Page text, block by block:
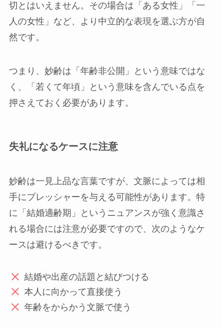
切とはいえません。その場合は「ある女性」「一
人の女性」など、より中立的な表現を選ぶ方が自
然です。
つまり、妙齢は「年齢非公開」という意味ではな
く、「若くて年頃」という意味を含んでいる点を
押さえておく必要があります。
失礼になるケースに注意
妙齢は一見上品な言葉ですが、文脈によっては相
手にプレッシャーを与える可能性があります。特
に「結婚適齢期」というニュアンスが強く意識さ
れる場合には注意が必要ですので、次のようなケ
ースは避けるべきです。
結婚や出産の話題と結びつける
本人に向かって直接使う
年齢をからかう文脈で使う